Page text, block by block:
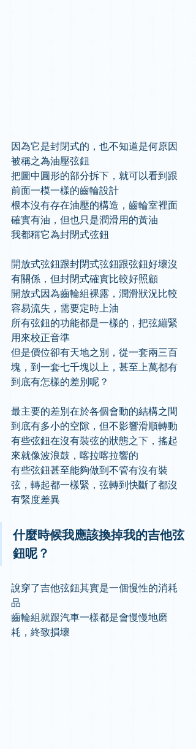
因為它是封閉式的，也不知道是何原因
被稱之為油壓弦鈕
把圖中圓形的部分拆下，就可以看到跟
前面一模一樣的齒輪設計
根本沒有存在油壓的構造，齒輪室裡面
確實有油，但也只是潤滑用的黃油
我都稱它為封閉式弦鈕
開放式弦鈕跟封閉式弦鈕跟弦鈕好壞沒
有關係，但封閉式確實比較好照顧
開放式因為齒輪組裸露，潤滑狀況比較
容易流失，需要定時上油
所有弦鈕的功能都是一樣的，把弦繃緊
用來校正音準
但是價位卻有天地之別，從一套兩三百
塊，到一套七千塊以上，甚至上萬都有
到底有怎樣的差別呢？
最主要的差別在於各個會動的結構之間
到底有多小的空隙，但不影響滑順轉動
有些弦鈕在沒有裝弦的狀態之下，搖起
來就像波浪鼓，喀拉喀拉響的
有些弦鈕甚至能夠做到不管有沒有裝
弦，轉起都一樣緊，弦轉到快斷了都沒
有緊度差異
什麼時候我應該換掉我的吉他弦
鈕呢？
說穿了吉他弦鈕其實是一個慢性的消耗
品
齒輪組就跟汽車一樣都是會慢慢地磨
耗，終致損壞